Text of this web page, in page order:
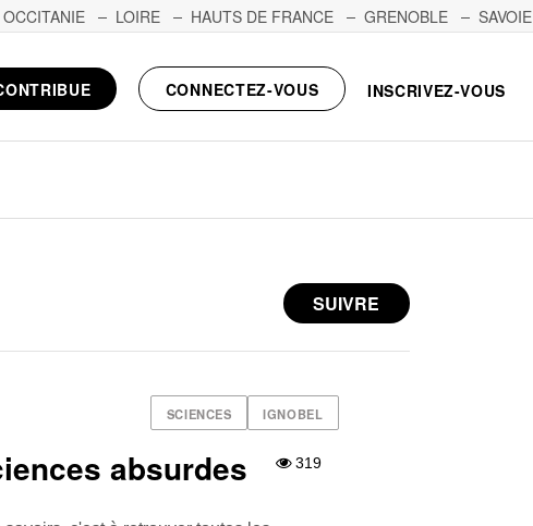
OCCITANIE LOIRE HAUTS DE FRANCE GRENOBLE
SAVOIE
CONNECTEZ-VOUS INSCRIVEZ-VOUS
SUIVRE
SCIENCES IGNOBEL
319
absurdes